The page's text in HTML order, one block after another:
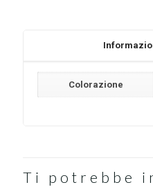
Colorazione
Ti potrebbe